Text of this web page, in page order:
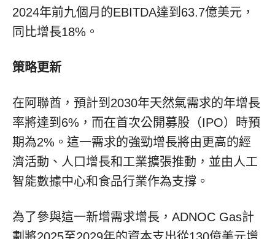
2024年前九個月的EBITDA達到63.7億美元，
同比增長18%。
策略更新
在阿聯酋，預計到2030年天然氣需求的年增長
率將達到6%，而在首次公開募股（IPO）時預
期為2%。這一需求的強勁增長將由更高的經
濟活動、人口增長和工業擴張推動，並由人工
智能數據中心和食品行業作為支撐。
為了參與這一新增需求增長，ADNOC Gas計